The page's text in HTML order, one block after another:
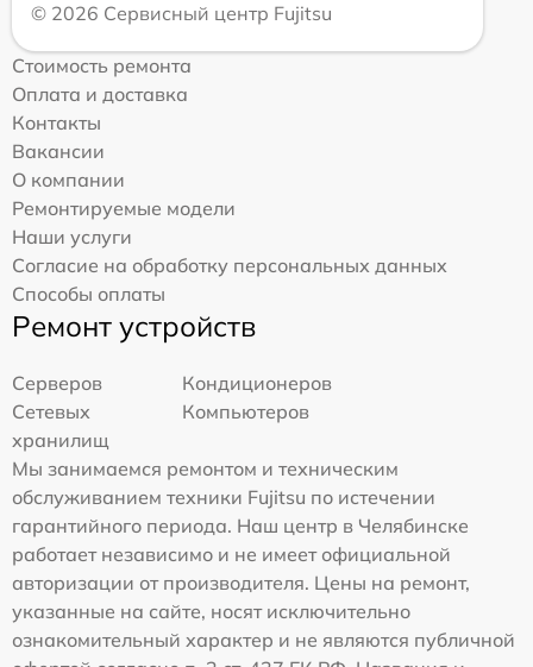
© 2026 Сервисный центр Fujitsu
Стоимость ремонта
Оплата и доставка
Контакты
Вакансии
О компании
Ремонтируемые модели
Наши услуги
Согласие на обработку персональных данных
Способы оплаты
Ремонт устройств
Серверов
Кондиционеров
Сетевых
хранилищ
Компьютеров
Мы занимаемся ремонтом и техническим
обслуживанием техники Fujitsu по истечении
гарантийного периода. Наш центр в Челябинске
работает независимо и не имеет официальной
авторизации от производителя. Цены на ремонт,
указанные на сайте, носят исключительно
ознакомительный характер и не являются публичной